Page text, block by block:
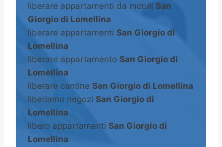
liberare appartamenti da mobili San
Giorgio di Lomellina
liberare appartamenti San Giorgio di
Lomellina
liberare appartamento San Giorgio di
Lomellina
liberare cantine San Giorgio di Lomellina
liberiamo negozi San Giorgio di
Lomellina
libero appartamenti San Giorgio di
Lomellina